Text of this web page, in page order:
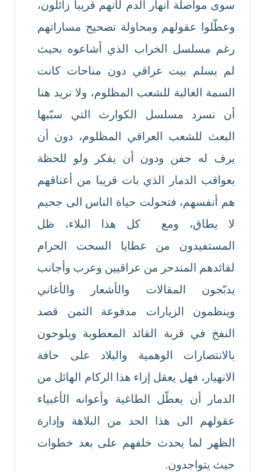
سوى مواصلة أنهار الدم لأنهم قريبا زائلون،
وعطّلوا عقولهم ومحاولة تصحيح مساراتهم
رغم مسلسل الخراب الذي أشاعوه بحيث
لم يسلم بيت عراقي دون مناحات كانت
السمة الغالبة للشعب المظلوم، ولا نريد هنا
أن نسرد مسلسل الكوارث التي سبّبها
البعث للشعب العراقي المظلوم، دون أن
يرف له جفن ودون أن يفكر ولو للحظة
بعواقب الدمار الذي بات قريبا من أعناقهم
هم أنفسهم، فتحولت حياة الناس الى جحيم
لا يطاق، ومع كل هذا البلاء، ظل
المستفيدون من عطايا السحت الحرام
لقائدهم المندحر من عراقيين وعرب وأجانب
يدبّجون المقالات والأشعار والأغاني
وينظمون الزيارات مدفوعة الثمن قصد
النفخ في قربة القائد المعطوبة ويلوحون
بالانتصارات الوهمية والبلاد على حافة
الانهيار، فهل يعقل إزاء هذا الركام الهائل من
الدمار أن يعطّل الطاغية وأعوانه الأغبياء
عقولهم الى هذا الحد من البلاهة وإدارة
الظهر لما يحدث خلفهم على بعد خطوات
حيث يتواجدون.